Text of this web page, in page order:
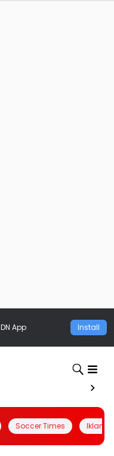
App Install
Soccer Times Iklanin